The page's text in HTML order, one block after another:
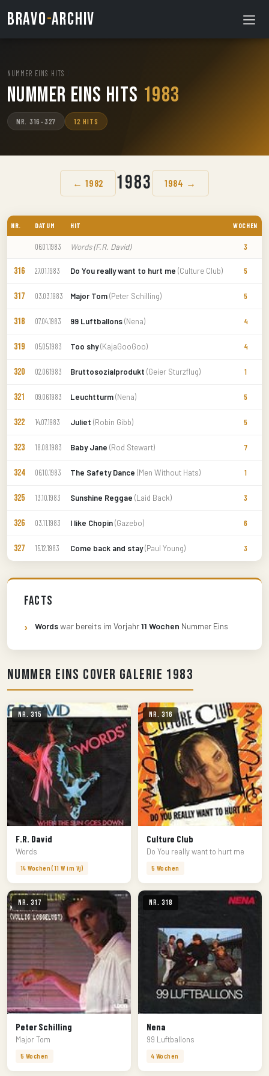
BRAVO-ARCHIV
NUMMER EINS HITS
Nummer Eins Hits 1983
NR. 316–327 12 HITS
← 1982 1983 1984 →
NR. DATUM HIT WOCHEN
06.01.1983 Words(F.R. David) 3
316 27.01.1983 Do You really want to hurt me (Culture Club) 5
317 03.03.1983 Major Tom(Peter Schilling) 5
318 07.04.1983 99 Luftballons(Nena) 4
319 05.05.1983 Too shy(KajaGooGoo) 4
320 02.06.1983 Bruttosozialprodukt (Geier Sturzflug) 1
321 09.06.1983 Leuchtturm(Nena) 5
322 14.07.1983 Juliet (Robin Gibb) 5
323 18.08.1983 Baby Jane (Rod Stewart) 7
324 06.10.1983 The Safety Dance (Men Without Hats) 1
325 13.10.1983 Sunshine Reggae (Laid Back) 3
326 03.11.1983 I like Chopin(Gazebo) 6
327 15.12.1983 Come back and stay(Paul Young) 3
Facts
Wordswar bereits im Vorjahr11 Wochen Nummer Eins
Nummer Eins Cover Galerie 1983
Nr. 315
F.R. David
Words
14 Wochen (11 W im Vj)
Nr. 316
Culture Club
Do You really want to hurt me
5 Wochen
Nr. 317
Peter Schilling
Major Tom
5 Wochen
Nr. 318
Nena
99 Luftballons
4 Wochen